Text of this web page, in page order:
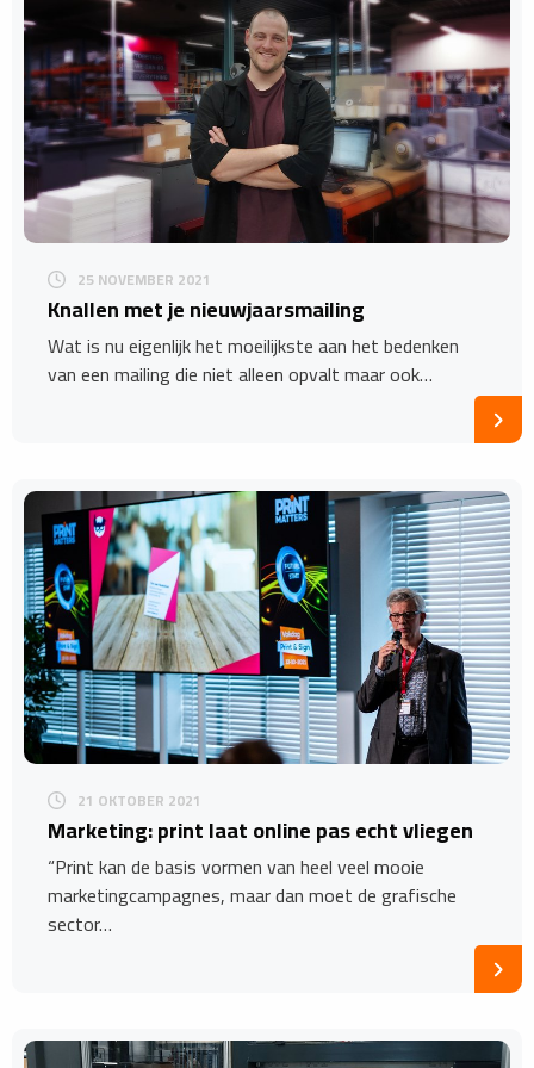
25 NOVEMBER 2021
Knallen met je nieuwjaarsmailing
Wat is nu eigenlijk het moeilijkste aan het bedenken
van een mailing die niet alleen opvalt maar ook…
21 OKTOBER 2021
Marketing: print laat online pas echt vliegen
“Print kan de basis vormen van heel veel mooie
marketingcampagnes, maar dan moet de grafische
sector…